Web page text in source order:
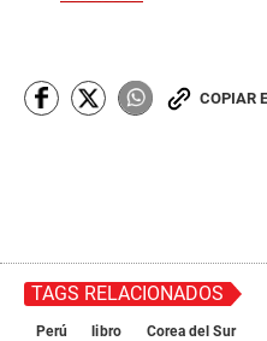
COPIAR
TAGS RELACIONADOS
Perú libro Corea del Sur